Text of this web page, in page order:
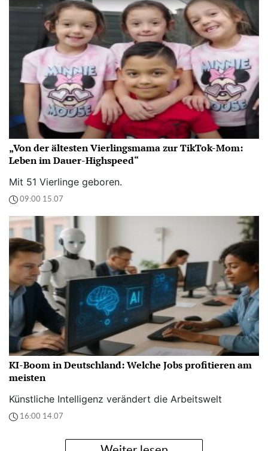
„Von der ältesten Vierlingsmama zur TikTok-Mom:
Leben im Dauer-Highspeed“
Mit 51 Vierlinge geboren.
09:00 15.07
KI-Boom in Deutschland: Welche Jobs profitieren am
meisten
Künstliche Intelligenz verändert die Arbeitswelt
16:00 14.07